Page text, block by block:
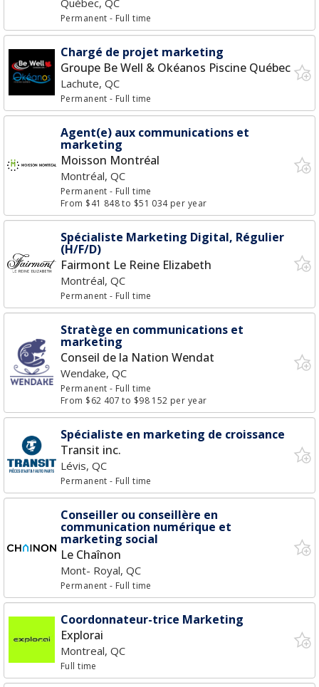
Québec, QC
Permanent- Full time
Chargé de projet marketing
Groupe Be Well & Okéanos Piscine Québec
Lachute, QC
Permanent- Full time
Agent(e) aux communications et
marketing
Moisson Montréal
Montréal, QC
Permanent- Full time
From $41 848 to $51 034 per year
Spécialiste Marketing Digital, Régulier
(H/F/D)
Fairmont Le Reine Elizabeth
Montréal, QC
Permanent- Full time
Stratège en communications et
marketing
Conseil de la Nation Wendat
Wendake, QC
Permanent- Full time
From $62 407 to $98 152 per year
Spécialiste en marketing de croissance
Transit inc.
Lévis, QC
Permanent- Full time
Conseiller ou conseillère en
communication numérique et
marketing social
Le Chaînon
Mont- Royal, QC
Permanent- Full time
Coordonnateur-trice Marketing
Explorai
Montreal, QC
Full time